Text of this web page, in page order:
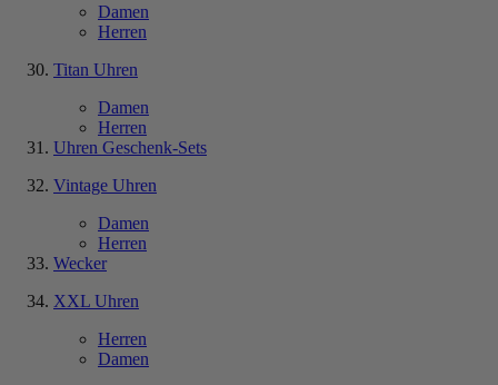
Damen
Herren
Titan Uhren
Damen
Herren
Uhren Geschenk-Sets
Vintage Uhren
Damen
Herren
Wecker
XXL Uhren
Herren
Damen